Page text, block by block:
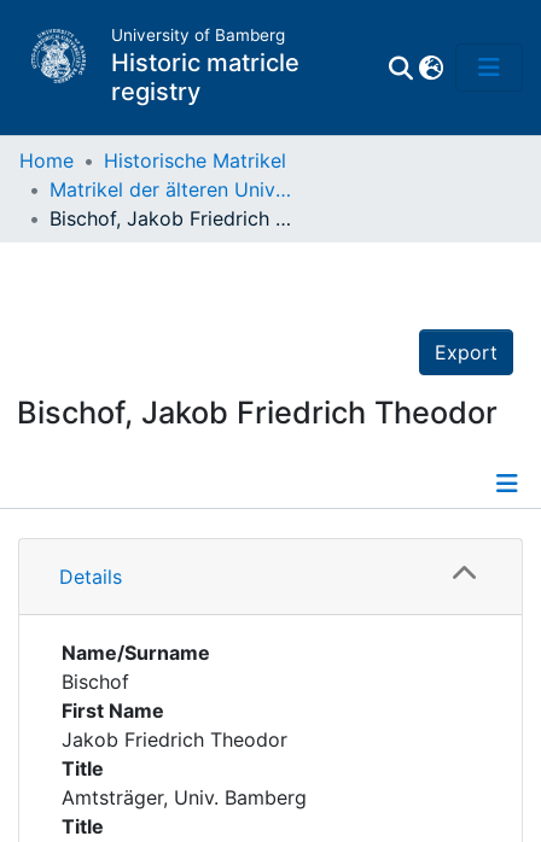
University of Bamberg
Historic matricle
registry
Matrikel
Home
Historische Matrikel
Matrikel der älteren Universität
Bischof, Jakob Friedrich Theodor
Export
Bischof, Jakob Friedrich Theodor
Details
Details
Name/Surname
Bischof
First Name
Jakob Friedrich Theodor
Title
Amtsträger, Univ. Bamberg
Title